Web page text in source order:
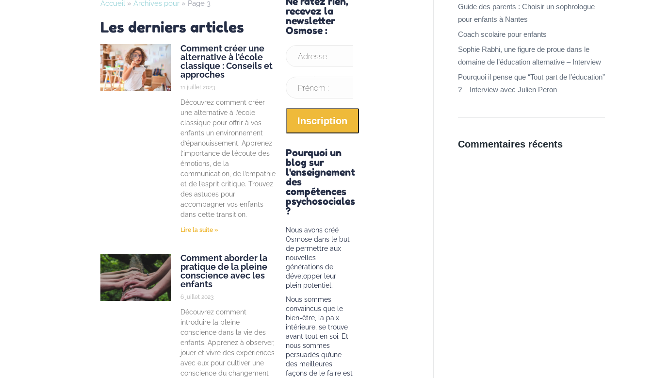
Accueil » Archives pour » Page 3
Les derniers articles
Comment créer une
alternative à l’école
classique : Conseils et
approches
11 juillet 2023
Découvrez comment créer
une alternative à l’école
classique pour offrir à vos
enfants un environnement
d’épanouissement. Apprenez
l’importance de l’écoute des
émotions, de la
communication, de l’empathie
et de l’esprit critique. Trouvez
des astuces pour
accompagner vos enfants
dans cette transition.
Lire la suite »
Comment aborder la
pratique de la pleine
conscience avec les
enfants
6 juillet 2023
Découvrez comment
introduire la pleine
conscience dans la vie des
enfants. Apprenez à observer,
jouer et vivre des expériences
avec eux pour cultiver une
conscience du changement
recevez la
newsletter
Osmose :
Adresse
Prénom :
Pourquoi un
blog sur
l'enseignement
des
compétences
psychosociales
?
Nous avons créé
Osmose dans le but
de permettre aux
nouvelles
générations de
développer leur
plein potentiel.
Nous sommes
convaincus que le
bien-être, la paix
intérieure, se trouve
avant tout en soi. Et
nous sommes
persuadés qu’une
des meilleures
façons de le faire est
Guide des parents : Choisir un sophrologue
pour enfants à Nantes
Coach scolaire pour enfants
Sophie Rabhi, une figure de proue dans le
domaine de l’éducation alternative – Interview
Pourquoi il pense que “Tout part de l’éducation”
? – Interview avec Julien Peron
Commentaires récents